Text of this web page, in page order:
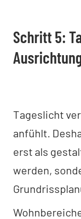
Schritt 5:
Tageslicht
anfühlt.
erst als
werden,